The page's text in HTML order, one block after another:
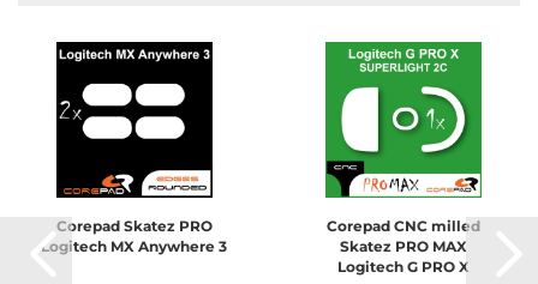
Corepad Skatez PRO
Logitech MX Anywhere 3
Corepad CNC milled
Skatez PRO MAX
Logitech G PRO X